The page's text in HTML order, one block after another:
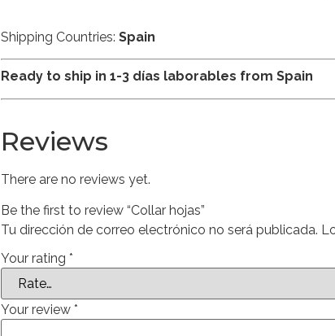
Shipping Countries: Spain
Ready to ship in 1-3 días laborables from Spain
Reviews
There are no reviews yet.
Be the first to review “Collar hojas”
Tu dirección de correo electrónico no será publicada.
Your rating *
Your review *